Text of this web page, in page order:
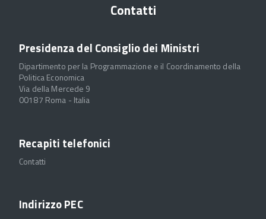
Contatti
Presidenza del Consiglio dei Ministri
Dipartimento per la Programmazione e il Coordinamento della
Politica Economica
Via della Mercede 9
00187 Roma - Italia
Recapiti telefonici
Contatti
Indirizzo PEC